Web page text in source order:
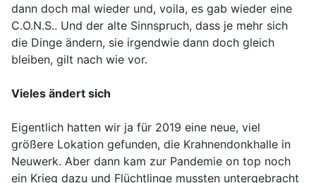
dann doch mal wieder und, voila, es gab wieder eine
C.O.N.S.. Und der alte Sinnspruch, dass je mehr sich
die Dinge ändern, sie irgendwie dann doch gleich
bleiben, gilt nach wie vor.
Vieles ändert sich
Eigentlich hatten wir ja für 2019 eine neue, viel
größere Lokation gefunden, die Krahnendonkhalle in
Neuwerk. Aber dann kam zur Pandemie on top noch
ein Krieg dazu und Flüchtlinge mussten untergebracht